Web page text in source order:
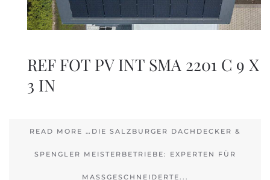
REF FOT PV INT SMA 2201 C 9 X
3 IN
READ MORE …DIE SALZBURGER DACHDECKER &
SPENGLER MEISTERBETRIEBE: EXPERTEN FÜR
MASSGESCHNEIDERTE...